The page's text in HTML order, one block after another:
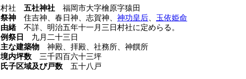
村社 五社神社 福岡市大字檜原字猿田
祭神 住吉神、春日神、志賀神、 神功皇后
玉依姫命
由緒不詳、明治五年十一月三日村社に定めらる。
例祭日
九月二十三日
主な建築物 神殿、拝殿、社務所、神饌所
境内坪数 三千四百六十三坪
氏子区域及び戸数 五十八戸